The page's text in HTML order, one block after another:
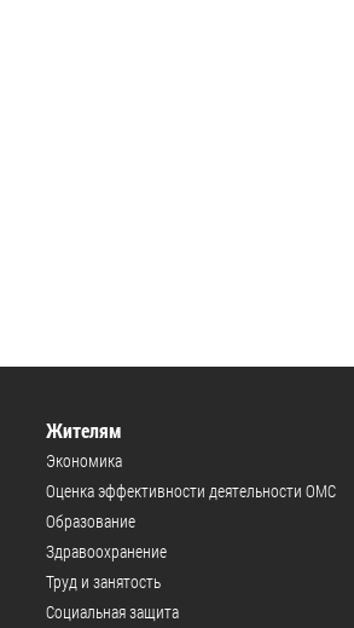
Жителям
Экономика
Оценка эффективности деятельности ОМС
Образование
Здравоохранение
Труд и занятость
Социальная защита